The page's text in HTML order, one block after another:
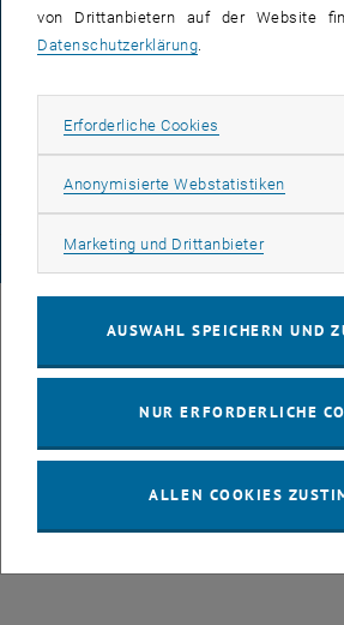
© TU Wien
von Drittanbietern auf der Website
Datenschutzerklärung.
Erforderliche Cookies Erforderliche
Anonymisierte WebstatistikenStatistik
Marketing und DrittanbieterMarketing
AUSWAHL SPEICHERN UND
NUR ERFORDERLICHE
ALLEN COOKIES